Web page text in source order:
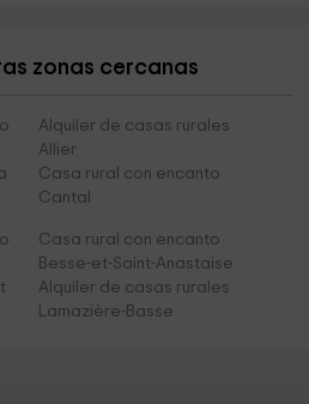
zonas cercanas
Alquiler de casas rurales
Allier
Casa rural con encanto
Cantal
Casa rural con encanto
Besse-et-Saint-Anastaise
Alquiler de casas rurales
Lamazière-Basse